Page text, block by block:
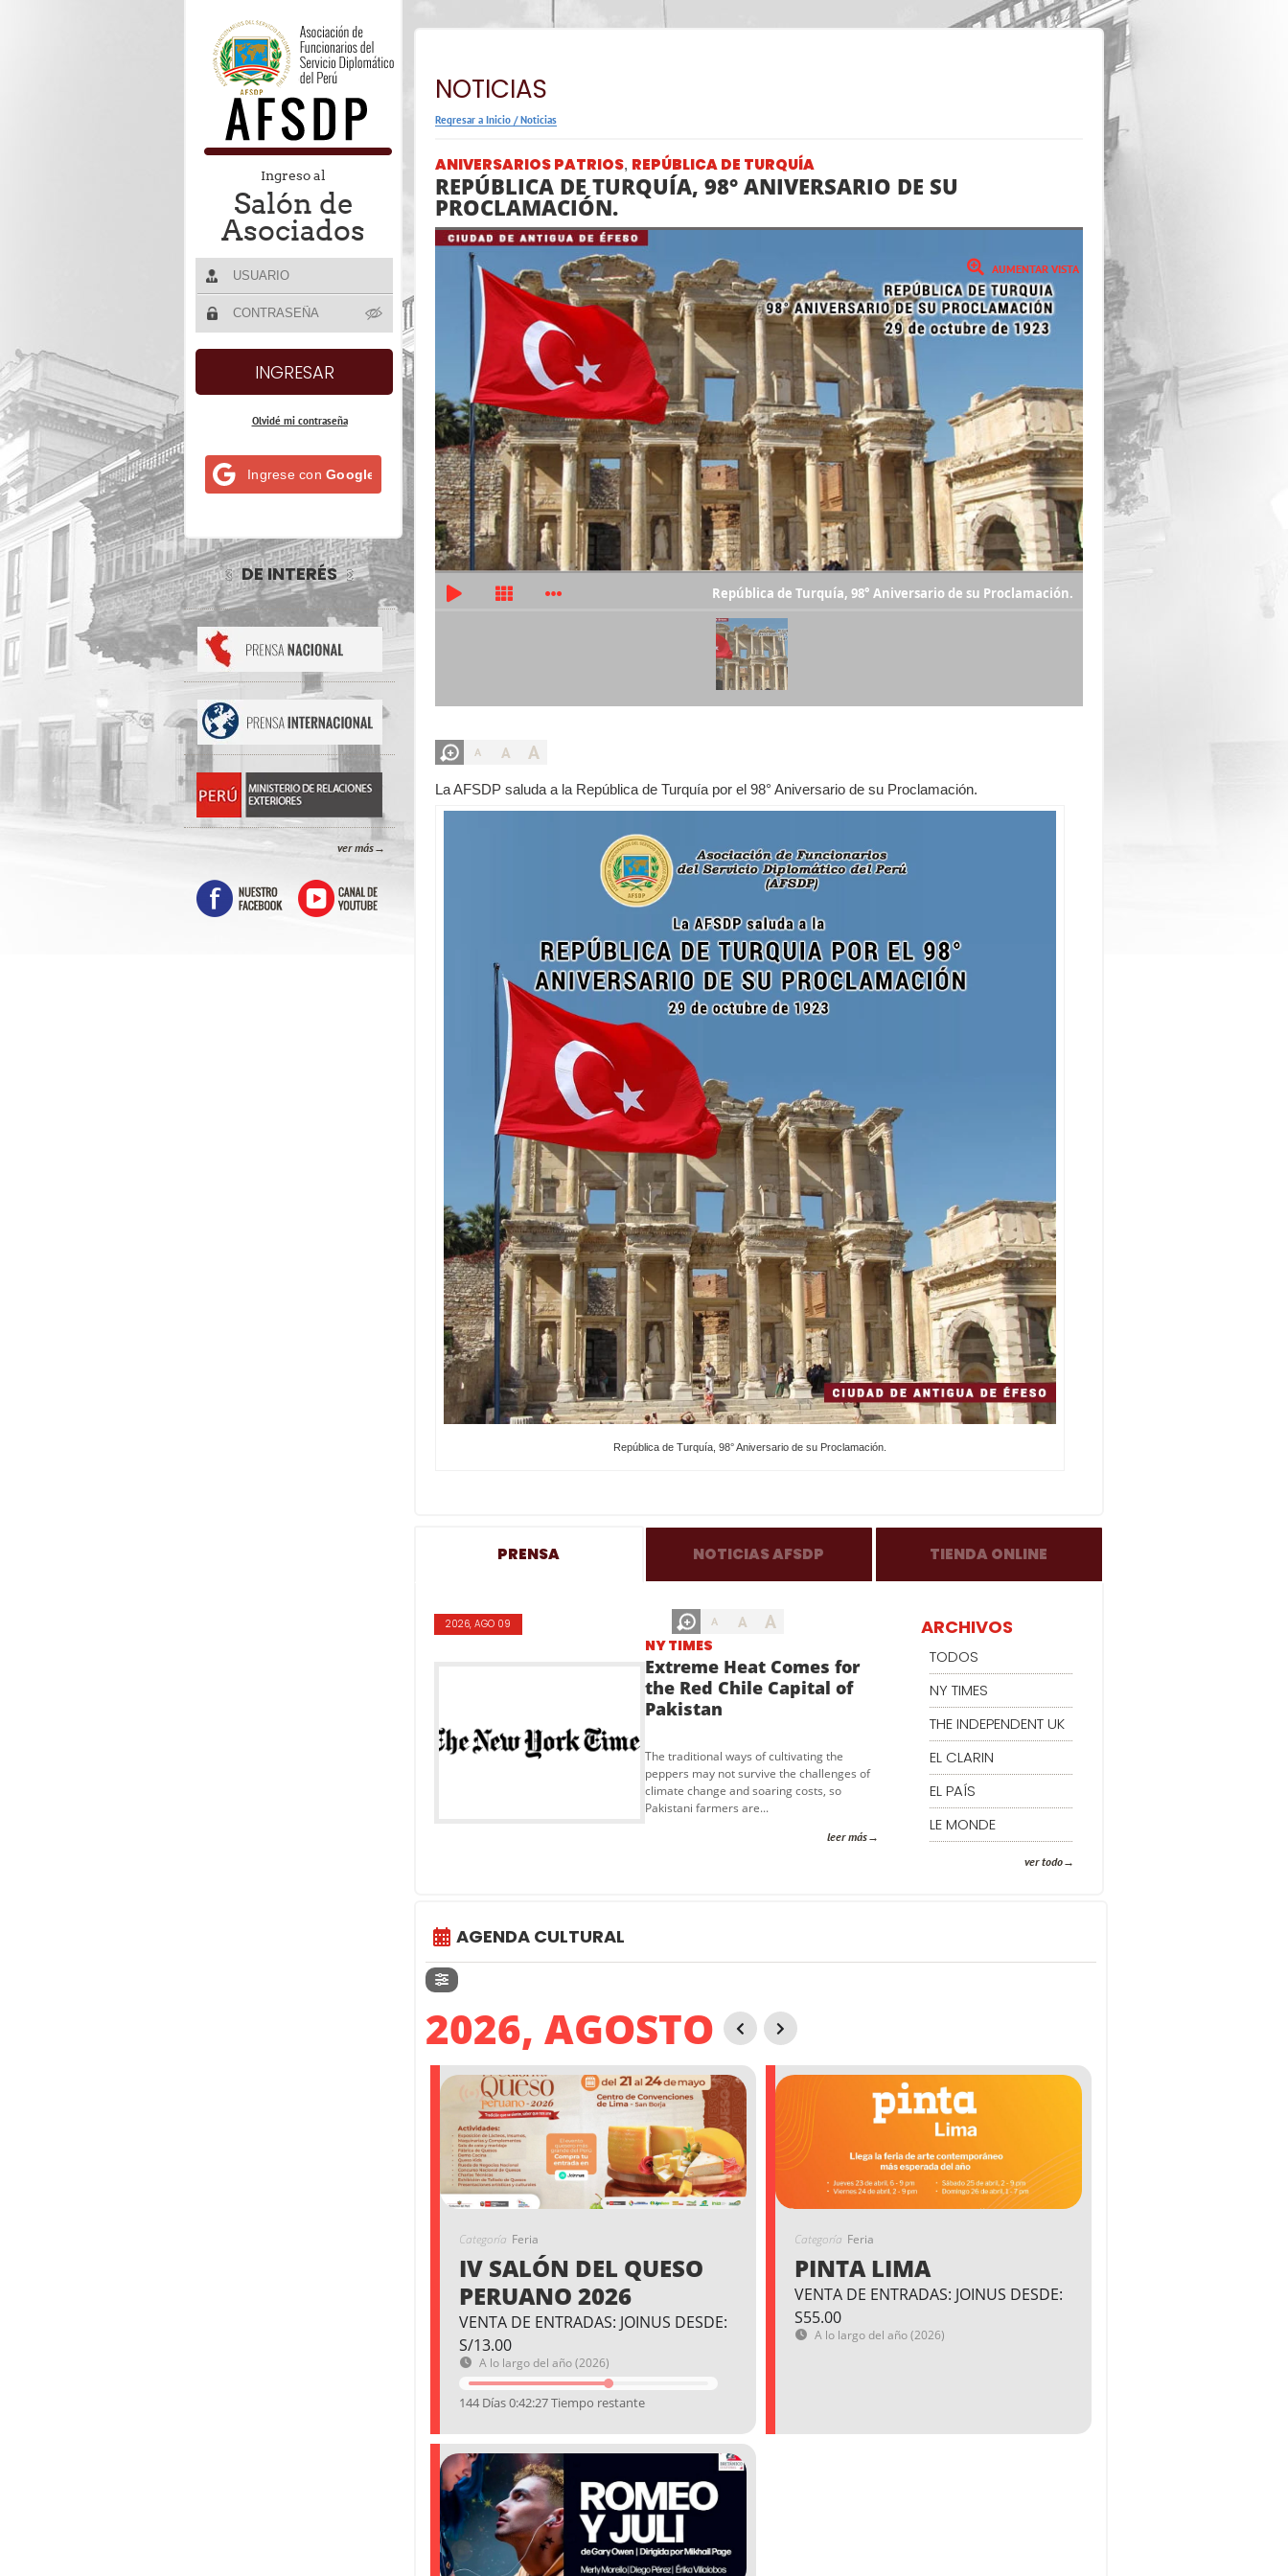
Ingreso al
Salón de
Asociados
Olvidé mi contraseña
Ingrese con Google
DE INTERÉS
ver más
NOTICIAS
Regresar a Inicio /Noticias
ANIVERSARIOS PATRIOS, REPÚBLICA DE TURQUÍA
REPÚBLICA DE TURQUÍA, 98° ANIVERSARIO DE SU
PROCLAMACIÓN.
República de Turquía, 98° Aniversario de su Proclamación.
A A A
La AFSDP saluda a la República de Turquía por el 98° Aniversario de su Proclamación.
República de Turquía, 98° Aniversario de su Proclamación.
PRENSA NOTICIAS AFSDP TIENDA ONLINE
A A A
2026, AGO 09
NY TIMES
Extreme Heat Comes for
the Red Chile Capital of
Pakistan
The traditional ways of cultivating the
peppers may not survive the challenges of
climate change and soaring costs, so
Pakistani farmers are...
leer más
ARCHIVOS
TODOS
NY TIMES
THE INDEPENDENT UK
EL CLARIN
EL PAÍS
LE MONDE
ver todo
AGENDA CULTURAL
2026, AGOSTO
Categoría Feria
IV SALÓN DEL QUESO
PERUANO 2026
VENTA DE ENTRADAS: JOINUS DESDE:
S/13.00
A lo largo del año (2026)
144 Días 0:42:26 Tiempo restante
Categoría Feria
PINTA LIMA
VENTA DE ENTRADAS: JOINUS DESDE:
S55.00
A lo largo del año (2026)